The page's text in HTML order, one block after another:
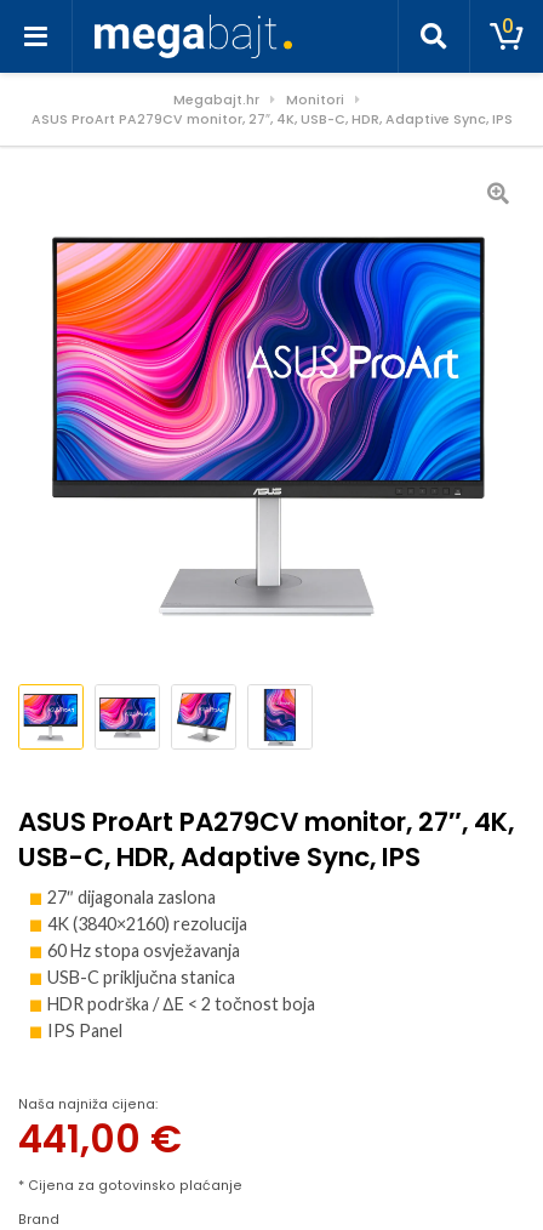
0
Megabajt.hr
Monitori
ASUS ProArt PA279CV monitor, 27″, 4K, USB-C, HDR, Adaptive Sync, IPS
ASUS ProArt PA279CV monitor, 27″, 4K,
USB-C, HDR, Adaptive Sync, IPS
27″ dijagonala zaslona
4K (3840×2160) rezolucija
60 Hz stopa osvježavanja
USB-C priključna stanica
HDR podrška / ∆E < 2 točnost boja
IPS Panel
Naša najniža cijena:
441,00 €
* Cijena za gotovinsko plaćanje
Brand